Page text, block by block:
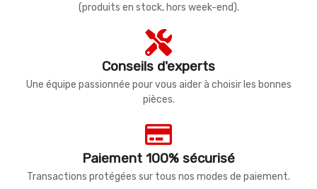
(produits en stock, hors week-end).
Conseils d'experts
Une équipe passionnée pour vous aider à choisir les bonnes
pièces.
Paiement 100% sécurisé
Transactions protégées sur tous nos modes de paiement.